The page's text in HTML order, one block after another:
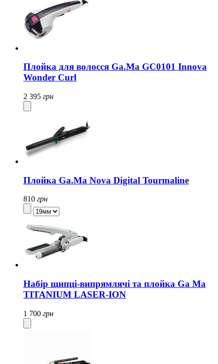
Плойка для волосся Ga.Ma GC0101 Innova
Wonder Curl
2 395 грн
Плойка Ga.Ma Nova Digital Tourmaline
810 грн
Набір щипці-випрямлячі та плойка Ga Ma
TITANIUM LASER-ION
1 700 грн